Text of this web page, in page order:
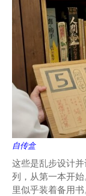
自传盒
这些是乱步设计
列，从第一本开
里似乎装着备用